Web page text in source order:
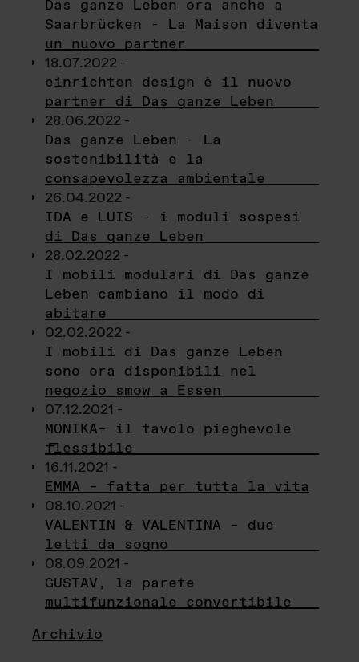
Das ganze Leben ora anche a
Saarbrücken - La Maison diventa
un nuovo partner
18.07.2022 -
einrichten design è il nuovo
partner di Das ganze Leben
28.06.2022 -
Das ganze Leben - La
sostenibilità e la
consapevolezza ambientale
26.04.2022 -
IDA e LUIS - i moduli sospesi
di Das ganze Leben
28.02.2022 -
I mobili modulari di Das ganze
Leben cambiano il modo di
abitare
02.02.2022 -
I mobili di Das ganze Leben
sono ora disponibili nel
negozio smow a Essen
07.12.2021 -
MONIKA– il tavolo pieghevole
flessibile
16.11.2021 -
EMMA – fatta per tutta la vita
08.10.2021 -
VALENTIN & VALENTINA – due
letti da sogno
08.09.2021 -
GUSTAV, la parete
multifunzionale convertibile
Archivio